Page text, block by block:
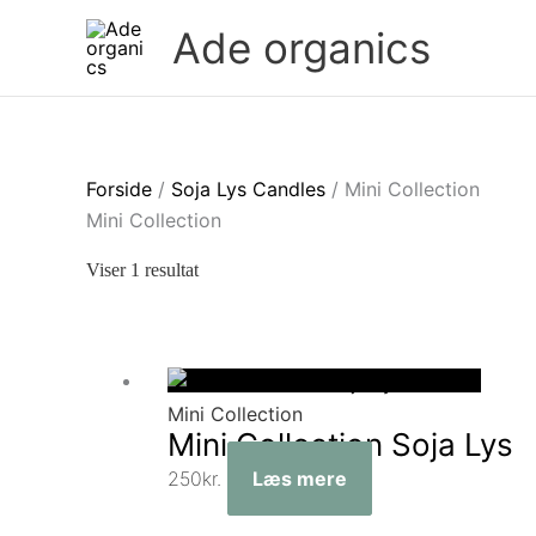
Ade organics
Forside / Soja Lys Candles / Mini Collection
Mini Collection
Viser 1 resultat
Mini Collection
Mini Collection Soja Lys
250kr. Læs mere